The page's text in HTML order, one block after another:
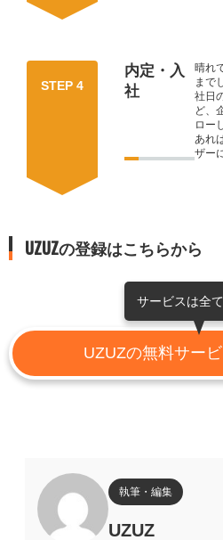
STEP 4
内定・入
社
晴れ
まで
社日
ど、
ロー
あれ
ザー
UZUZの登録はこちらから
サービスは全
UZUZの無料サー
執筆・編集
UZUZ